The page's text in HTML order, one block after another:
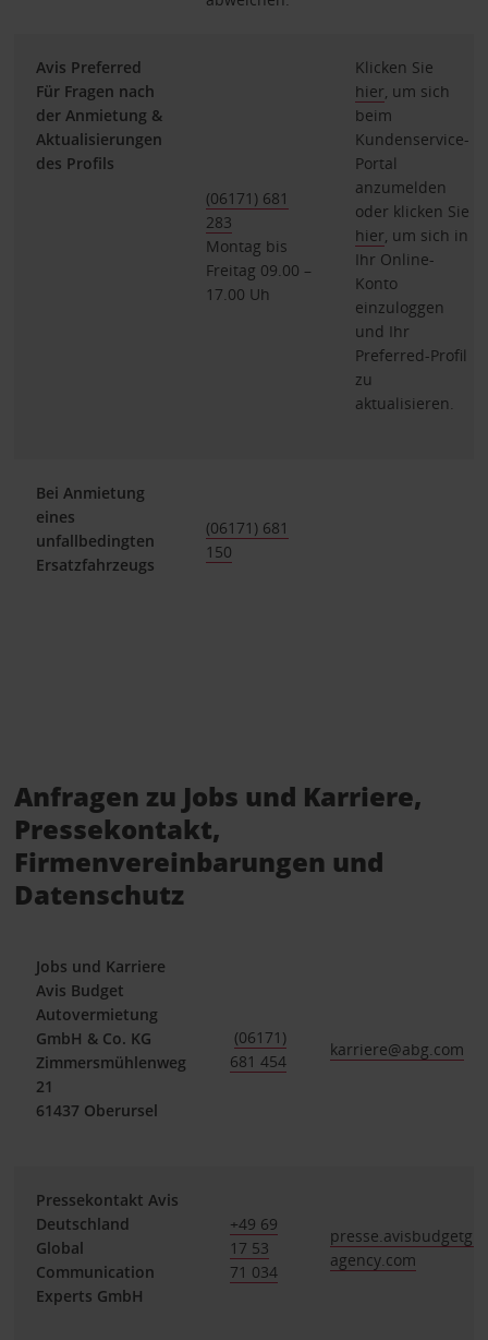
Avis Preferred
Für Fragen nach
der Anmietung &
Aktualisierungen
des Profils
(06171) 681
283
Montag bis
Freitag 09.00 –
17.00 Uh
Klicken Sie
hier , um sich
beim
Kundenservice-
Portal
anzumelden
oder klicken Sie
hier , um sich in
Ihr Online-
Konto
einzuloggen
und Ihr
Preferred-Profil
zu
aktualisieren.
Bei Anmietung
eines
unfallbedingten
Ersatzfahrzeugs
(06171) 681
150
Anfragen zu Jobs und Karriere,
Pressekontakt,
Firmenvereinbarungen und
Datenschutz
Jobs und Karriere
Avis Budget
Autovermietung
GmbH & Co. KG
Zimmersmühlenweg
21
61437 Oberursel
(06171)
681 454
karriere@abg.com
Pressekontakt Avis
Deutschland
Global
Communication
Experts GmbH
+49 69
17 53
71 034
agency.com